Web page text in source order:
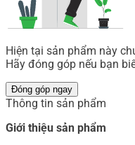
Hiện tại sản phẩm này
Hãy đóng góp nếu bạn
Đóng góp ngay
Thông tin sản phẩm
Giới thiệu sản phẩm